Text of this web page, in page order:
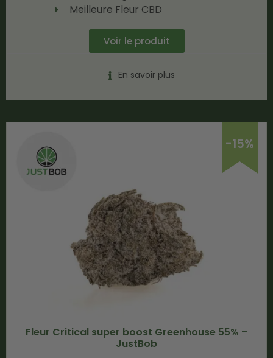
Meilleure Fleur CBD
Voir le produit
En savoir plus
-15%
Fleur Critical super boost Greenhouse 55% –
JustBob